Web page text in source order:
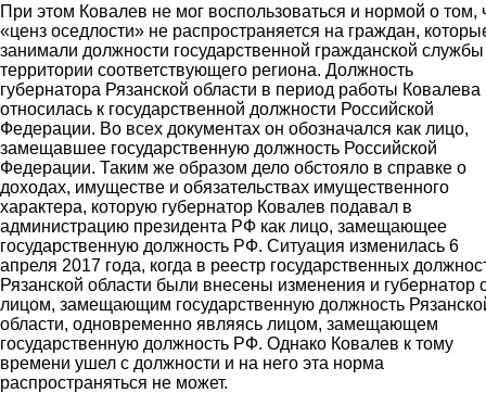
При этом Ковалев не мог воспользоваться и нормой о том,
«ценз оседлости» не распространяется на граждан,
занимали должности государственной гражданской
территории соответствующего региона. Должность
губернатора Рязанской области в период работы Ковалева
относилась к государственной должности Российской
Федерации. Во всех документах он обозначался как лицо,
замещавшее государственную должность Российской
Федерации. Таким же образом дело обстояло в справке о
доходах, имуществе и обязательствах имущественного
характера, которую губернатор Ковалев подавал в
администрацию президента РФ как лицо, замещающее
государственную должность РФ. Ситуация изменилась 6
апреля 2017 года, когда в реестр государственных
Рязанской области были внесены изменения и губернатор
лицом, замещающим государственную должность
области, одновременно являясь лицом, замещающем
государственную должность РФ. Однако Ковалев к тому
времени ушел с должности и на него эта норма
распространяться не может.